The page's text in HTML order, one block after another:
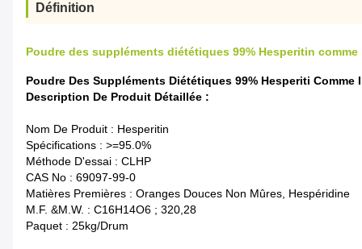
Définition
Poudre des suppléments diététiques 99% Hesperitin
Poudre Des Suppléments Diététiques 99% Hesperiti
Description De Produit Détaillée :
Nom De Produit : Hesperitin
Spécifications : >=95.0%
Méthode D'essai : CLHP
CAS No : 69097-99-0
Matières Premières : Oranges Douces Non Mûres, Hespéridine
M.F. &M.W. : C16H14O6 ; 320,28
Paquet : 25kg/drum